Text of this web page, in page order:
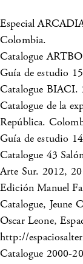
Especial
Colombia.
Catalogue
Guía de estudio
Catalogue BIACI.
Catalogue de la
República.
Guía de estudio
Catalogue 43
Arte Sur. 2012,
Edición Manuel
Catalogue, Jeune
Oscar Leone,
http://
Catalogue 2000-